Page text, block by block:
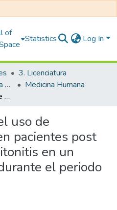
of
Statistics Log In
3. Licenciatura
Facultad de Ciencias de la Salud
Medicina Humana
Características del uso de antimicrobianos en pacientes post operados por peritonitis en un hospital privado durante el periodo 2017 – 2018
uso de
pacientes post
en un
el periodo